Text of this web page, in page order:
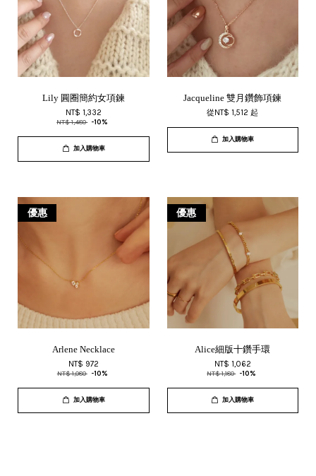
Lily 圓圈簡約女項鍊
NT$ 1,332
NT$ 1,480 -10%
加入購物車
Jacqueline 雙月鑽飾項鍊
從NT$ 1,512起
加入購物車
優惠
Arlene Necklace
NT$ 972
NT$ 1,080 -10%
加入購物車
優惠
Alice細版十鑽手環
NT$ 1,062
NT$ 1,180 -10%
加入購物車